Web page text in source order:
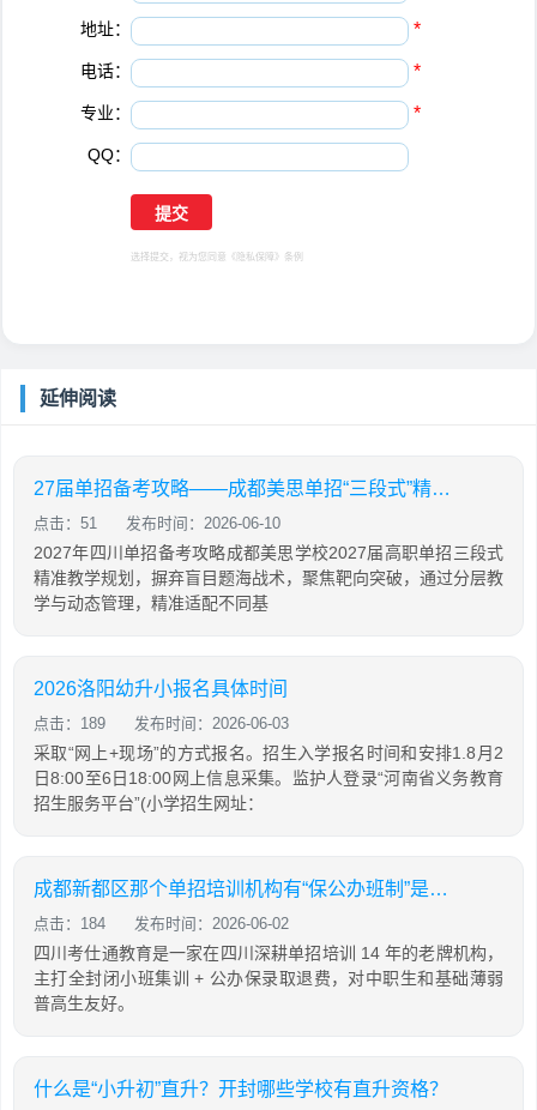
地址： *
电话： *
专业： *
QQ：
选择提交，视为您同意 《隐私保障》 条例
延伸阅读
27届单招备考攻略——成都美思单招“三段式”精准教学规划
点击：51 发布时间：2026-06-10
2027年四川单招备考攻略成都美思学校2027届高职单招三段式
精准教学规划，摒弃盲目题海战术，聚焦靶向突破，通过分层教
学与动态管理，精准适配不同基
2026洛阳幼升小报名具体时间
点击：189 发布时间：2026-06-03
采取“网上+现场”的方式报名。招生入学报名时间和安排1.8月2
日8:00至6日18:00网上信息采集。监护人登录“河南省义务教育
招生服务平台”(小学招生网址：
成都新都区那个单招培训机构有“保公办班制”是退全费吗
点击：184 发布时间：2026-06-02
四川考仕通教育是一家在四川深耕单招培训 14 年的老牌机构，
主打全封闭小班集训 + 公办保录取退费，对中职生和基础薄弱
普高生友好。
什么是“小升初”直升？开封哪些学校有直升资格？